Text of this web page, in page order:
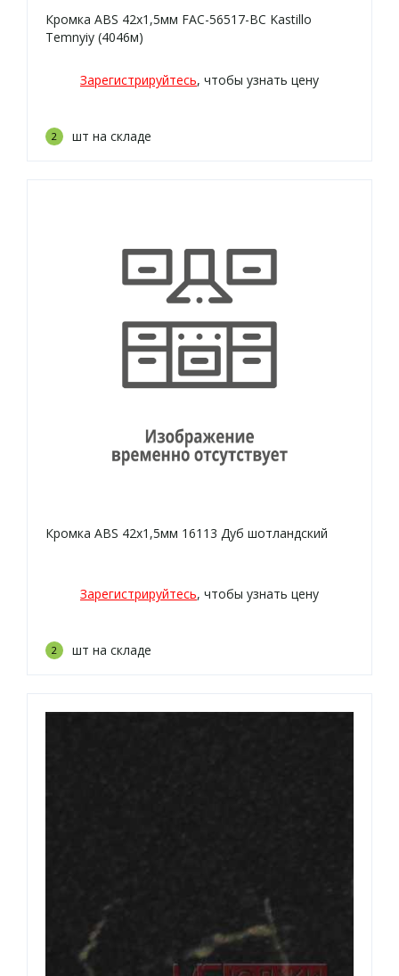
Кромка ABS 42х1,5мм FAC-56517-BC Kastillo
Temnyiy (4046м)
Зарегистрируйтесь, чтобы узнать цену
2 шт на складе
Кромка ABS 42х1,5мм 16113 Дуб шотландский
Зарегистрируйтесь, чтобы узнать цену
2 шт на складе